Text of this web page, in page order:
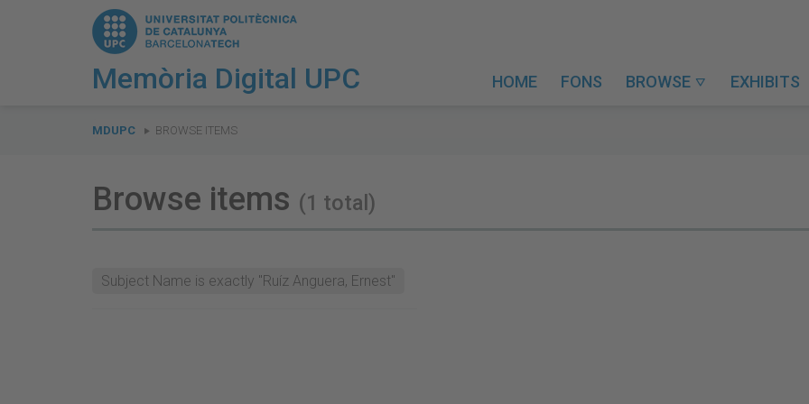
Memòria Digital UPC HOME FONS BROWSE  EXHIBITS
are
MDUPC BROWSE ITEMS
Browse items (1 total)
Subject Name is exactly "Ruíz Anguera, Ernest"